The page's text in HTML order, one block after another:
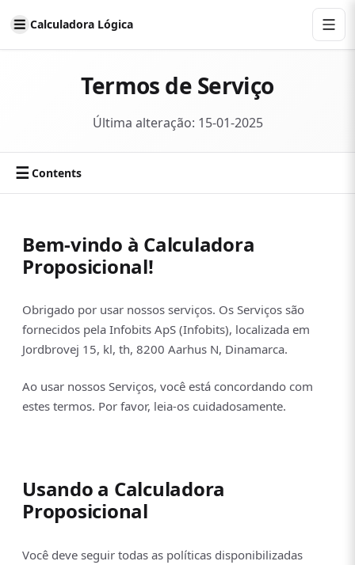
Calculadora Lógica
Termos de Serviço
Última alteração: 15-01-2025
☰ Contents
Bem-vindo à Calculadora
Proposicional!
Obrigado por usar nossos serviços. Os Serviços são
fornecidos pela Infobits ApS (Infobits), localizada em
Jordbrovej 15, kl, th, 8200 Aarhus N, Dinamarca.
Ao usar nossos Serviços, você está concordando com
estes termos. Por favor, leia-os cuidadosamente.
Usando a Calculadora
Proposicional
Você deve seguir todas as políticas disponibilizadas